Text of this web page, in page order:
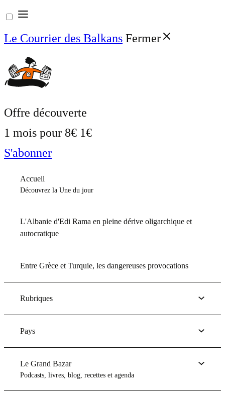
Aller
au
contenu
Le Courrier des Balkans Fermer
Offre découverte
1 mois pour 8€ 1€
S'abonner
Accueil
Découvrez la Une du jour
L'Albanie d'Edi Rama en pleine dérive oligarchique et
autocratique
Entre Grèce et Turquie, les dangereuses provocations
Rubriques
Pays
Le Grand Bazar
Podcasts, livres, blog, recettes et agenda